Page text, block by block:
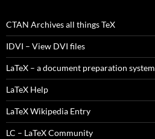
CTAN Archives all things TeX
IDVI – View DVI files
LaTeX – a document preparation system
LaTeX Help
LaTeX Wikipedia Entry
LC – LaTeX Community